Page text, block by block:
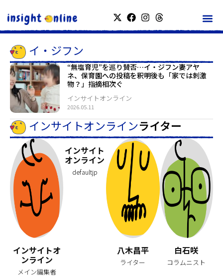
イ・ジフン
“無塩育児”を巡り賛否…イ・ジフン妻アヤ
ネ、保育園への投稿を釈明後も「家では刺激
物？」指摘相次ぐ
2026.05.11
インサイトオンライン
インサイトオンラインライター
インサイトオ
ンライン
メイン編集者
インサイト
オンライン
defaultjp
八木昌平
ライター
白石咲
コラムニスト